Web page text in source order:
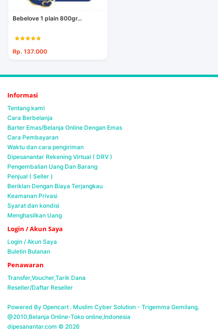
Bebelove 1 plain 800gr...
Rp. 137.000
Informasi
Tentang kami
Cara Berbelanja
Barter Emas/Belanja Online Dengan Emas
Cara Pembayaran
Waktu dan cara pengiriman
Dipesanantar Rekening Virtual ( DRV )
Pengembalian Uang Dan Barang
Penjual ( Seller )
Beriklan Dengan Biaya Terjangkau
Keamanan Privasi
Syarat dan kondisi
Menghasilkan Uang
Login / Akun Saya
Login / Akun Saya
Buletin Bulanan
Penawaran
Transfer,Voucher,Tarik Dana
Reseller/Daftar Reseller
Powered By Opencart . Muslim Cyber Solution - Trigemma Gemilang,
@2010,Belanja Online-Toko online,Indonesia
dipesanantar.com © 2026